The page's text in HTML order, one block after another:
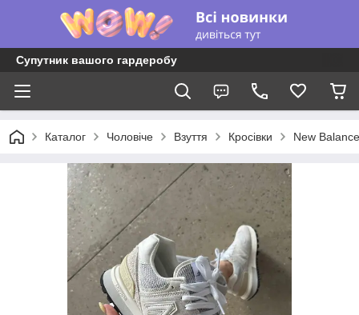
Супутник вашого гардеробу
Каталог Чоловіче Взуття Кросівки New Balance